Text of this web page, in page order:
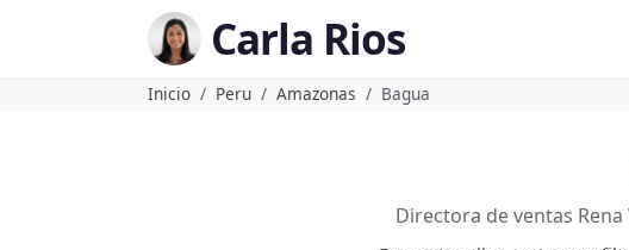
Carla Rios
Inicio Peru Amazonas Bagua
Directora de ventas